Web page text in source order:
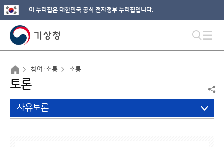
이 누리집은 대한민국 공식 전자정부 누리집입니다.
참여·소통 소통
토론
자유토론